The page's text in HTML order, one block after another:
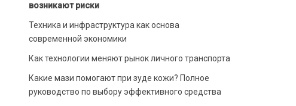
возникают риски
Техника и инфраструктура как основа
современной экономики
Как технологии меняют рынок личного транспорта
Какие мази помогают при зуде кожи? Полное
руководство по выбору эффективного средства